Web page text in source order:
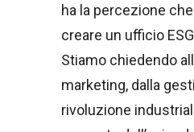
ha la percezione
creare un ufficio
Stiamo chiedendo
marketing, dalla
rivoluzione